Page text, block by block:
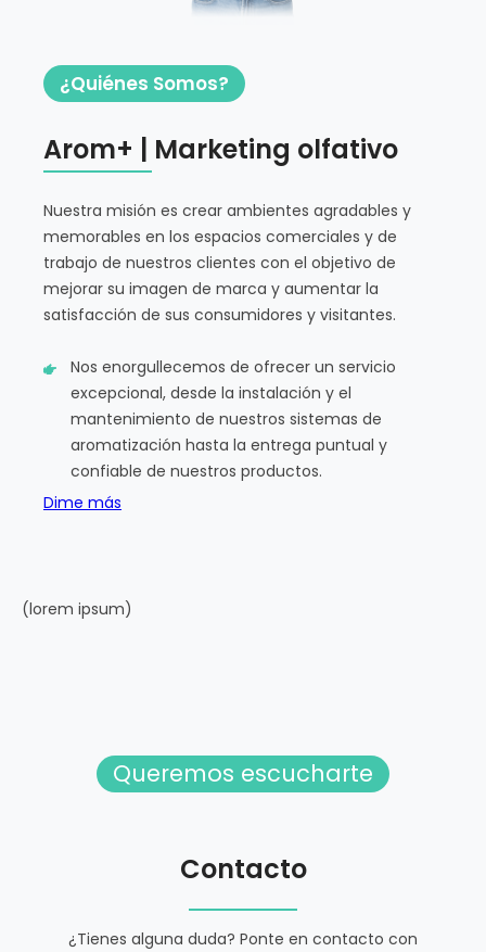
¿Quiénes Somos?
Arom+ | Marketing olfativo
Nuestra misión es crear ambientes agradables y
memorables en los espacios comerciales y de
trabajo de nuestros clientes con el objetivo de
mejorar su imagen de marca y aumentar la
satisfacción de sus consumidores y visitantes.
Nos enorgullecemos de ofrecer un servicio
excepcional, desde la instalación y el
mantenimiento de nuestros sistemas de
aromatización hasta la entrega puntual y
confiable de nuestros productos.
Dime más
(lorem ipsum)
Queremos escucharte
Contacto
¿Tienes alguna duda? Ponte en contacto con